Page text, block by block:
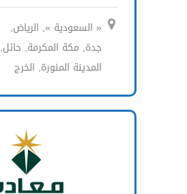
« السعودية », الرياض,
جدة, مكة المكرمة, حائل,
المدينة المنورة, الخرج